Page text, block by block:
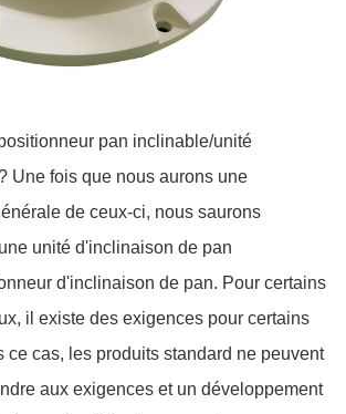
pan inclinable/unité
Une fois que nous aurons une
de ceux-ci, nous saurons
unité d'inclinaison de pan
d'inclinaison de pan. Pour certains
il existe des exigences pour certains
ce cas, les produits standard ne peuvent
aux exigences et un développement